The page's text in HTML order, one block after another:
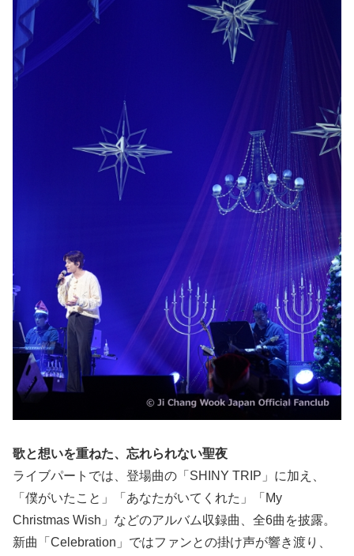
歌と想いを重ねた、忘れられない聖夜
ライブパートでは、登場曲の「SHINY TRIP」に加え、
「僕がいたこと」「あなたがいてくれた」「My
Christmas Wish」などのアルバム収録曲、全6曲を披露。
新曲「Celebration」ではファンとの掛け声が響き渡り、